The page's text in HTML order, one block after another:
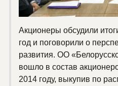
Акционеры обсудили
год и поговорили о
развития. ОО
вошло в состав
2014 году, выкупив по